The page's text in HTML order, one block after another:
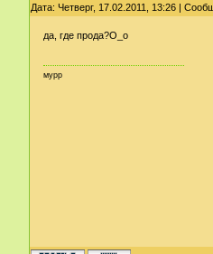
Дата: Четверг, 17.02.2011, 13:26 |
да, где прода?О_о
мурр